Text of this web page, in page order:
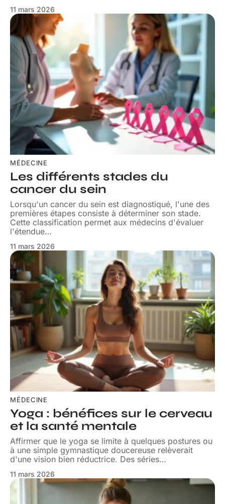
11 mars 2026
MÉDECINE
Les différents stades du
cancer du sein
Lorsqu'un cancer du sein est diagnostiqué, l'une des
premières étapes consiste à déterminer son stade.
Cette classification permet aux médecins d'évaluer
l'étendue…
11 mars 2026
MÉDECINE
Yoga : bénéfices sur le cerveau
et la santé mentale
Affirmer que le yoga se limite à quelques postures ou
à une simple gymnastique doucereuse relèverait
d'une vision bien réductrice. Des séries…
11 mars 2026